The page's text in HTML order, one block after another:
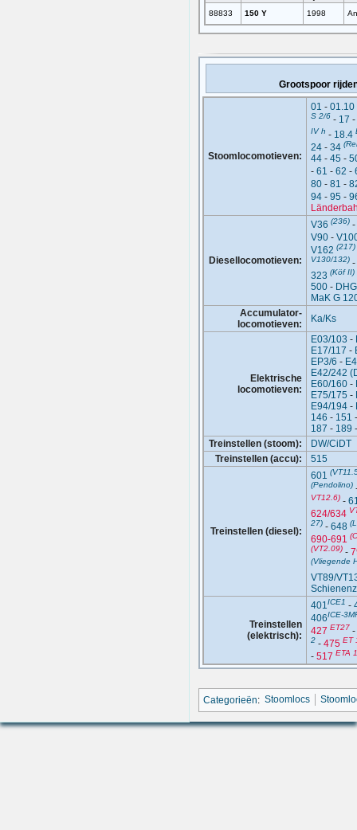
88833 150 Y 1998
Grootspoor
Stoomlocomotieven:
01 - 01.10
S 2/6 - 17 -
IV h - 18.4
24- 34
44- 45 -
- 61 - 62 -
80- 81 -
94- 95 -
Diesellocomotieven:
V36 (236)-
V90-
V162 (217)
V130/132)-
323 (Köf II)
500-
MaK G
Accumulator-
locomotieven:
Ka/Ks
Elektrische
locomotieven:
E03/103 -
E17/117 -
EP3/6 -
E42/242
E60/160-
E75/175 -
E94/194-
146 - 151
187 - 189
Treinstellen (stoom):
DW/CiDT
Treinstellen (accu):
515
Treinstellen (diesel):
601
(Pendolino)
VT12.6)-
624/634
27)- 648
690-691
(VT2.09)-
(Vliegende
VT89/
Treinstellen
(elektrisch):
401ICE1 -
406ICE-
427 ET27 -
2 - 475 ET
- 517 ETA
Categorieën: Stoomlocs